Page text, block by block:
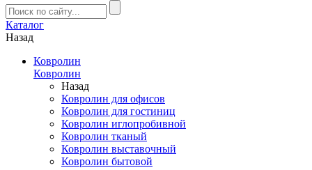
Каталог
Назад
Ковролин
Ковролин
Назад
Ковролин для офисов
Ковролин для гостиниц
Ковролин иглопробивной
Ковролин тканый
Ковролин выставочный
Ковролин бытовой